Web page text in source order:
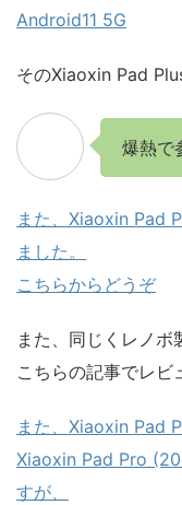
Android11 5G
そのXiaoxin Pad
爆熱で
また、Xiaoxin Pad
ました。
こちらからどうぞ
また、同じくレノ
こちらの記事でレビ
また、Xiaoxin Pad
Xiaoxin Pad Pro
すが、